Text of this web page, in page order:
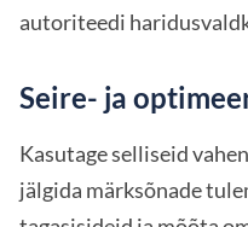
autoriteedi
Seire- ja
Kasutage selliseid
jälgida märksõnade